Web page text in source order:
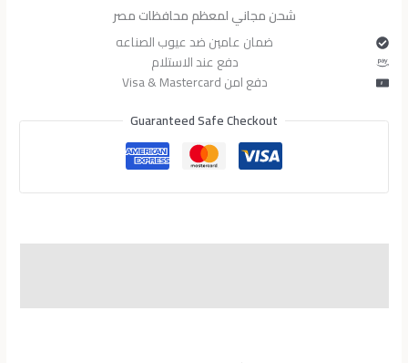
شحن مجاني لمعظم محافظات مصر
ضمان عامين ضد عيوب الصناعه
دفع عند الاستلام
دفع امن Visa & Mastercard
Guaranteed Safe Checkout